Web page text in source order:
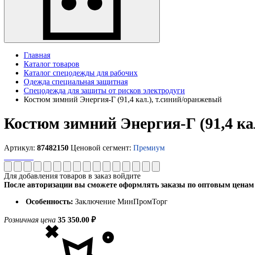
Главная
Каталог товаров
Каталог спецодежды для рабочих
Одежда специальная защитная
Спецодежда для защиты от рисков электродуги
Костюм зимний Энергия-Г (91,4 кал.), т.синий/оранжевый
Костюм зимний Энергия-Г (91,4
Артикул: 87482150 Ценовой сегмент: Премиум
Для добавления товаров в заказ войдите
После авторизации вы сможете оформлять заказы по оптовым ценам
Особенность: Заключение МинПромТорг
Розничная цена 35 350.00 ₽